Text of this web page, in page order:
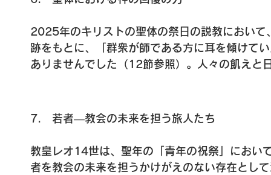
また、「真のゆるしとは、悔い改めを待たずし
どうかにかかわらず、恵みとして惜しみなく注
は、神の愛を深く掘り下げて受けとめる霊的な
宝」のたとえに触れながら、「現実の殻を砕き
す。
た泉」と呼び、「キリストの復活から、希望が
たしたちの渇きをいやし、道を照らす方として
2025年のキリストの聖体の祭日の説教におい
跡をもとに、「群衆が師である方に耳を傾けて
ありませんでした（12節参照）。人々の飢えと
し、聖体は「人を回復させるが、尽きることの
り、神のいのちは決して減ることなく、聖体を
は、信仰生活の中で疲れや空虚を感じる時こそ
7.　若者―教会の未来を担う旅人たち
教皇レオ14世は、聖年の「青年の祝祭」にお
者を教会の未来を担うかけがえのない存在とし